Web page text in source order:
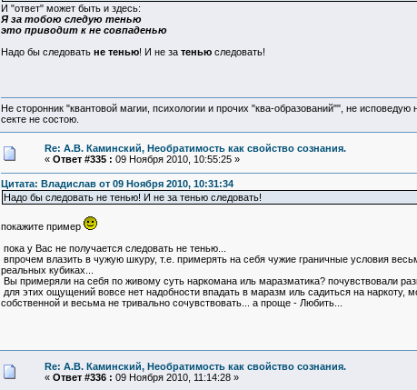
И "ответ" может быть и здесь:
Я за тобою следую тенью
это приводит к не совпаденью
Надо бы следовать не тенью! И не за тенью следовать!
Не сторонник "квантовой магии, психологии и прочих "ква-образований"", не
секте не состою.
Re: А.В. Каминский, Необратимость как свойство сознания.
« Ответ #335 : 09 Ноября 2010, 10:55:25 »
Цитата: Владислав от 09 Ноября 2010, 10:31:34
Надо бы следовать не тенью! И не за тенью следовать!
покажите пример
пока у Вас не получается следовать не тенью...
впрочем влазить в чужую шкуру, т.е. примерять на себя чужие граничные условия
реальных кубиках...
Вы примеряли на себя по живому суть наркомана иль маразматика? почувствовали
для этих ощущений вовсе нет надобности впадать в маразм иль садиться на наркоту,
собственной и весьма не тривально сочувствовать... а проще - Любить...
Re: А.В. Каминский, Необратимость как свойство сознания.
« Ответ #336 : 09 Ноября 2010, 11:14:28 »